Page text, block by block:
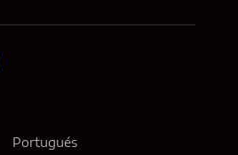
Portugués